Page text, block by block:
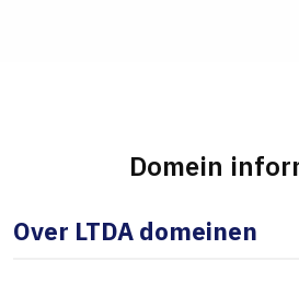
Domein
Over LTDA domeinen